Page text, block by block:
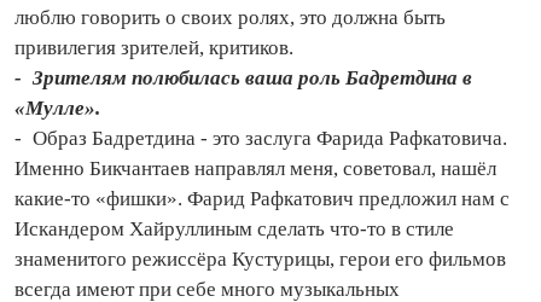
люблю говорить о своих ролях, это должна быть
привилегия зрителей, критиков.
- Зрителям полюбилась ваша роль Бадретдина в
«Мулле».
- Образ Бадретдина - это заслуга Фарида Рафкатовича.
Именно Бикчантаев направлял меня, советовал, нашёл
какие‑то «фишки». Фарид Рафкатович предложил нам с
Искандером Хайруллиным сделать что‑то в стиле
знаменитого режиссёра Кустурицы, герои его фильмов
всегда имеют при себе много музыкальных